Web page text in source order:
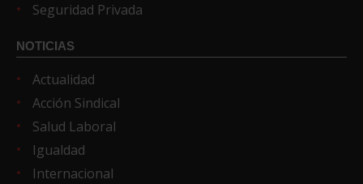
Seguridad Privada
NOTICIAS
Actualidad
Acción Sindical
Salud Laboral
Igualdad
Internacional